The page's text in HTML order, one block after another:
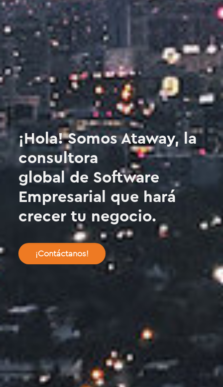
¡Hola! Somos Ataway, la
consultora
global de Software
Empresarial que hará
crecer tu negocio.
¡Contáctanos!